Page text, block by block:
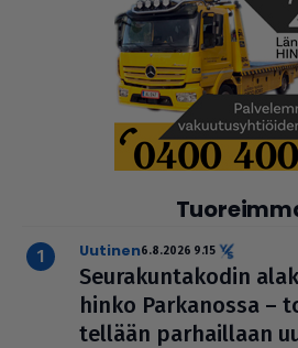
uutinen6.8.2026 9.15
Seu­ra­kun­ta­ko­din
hinko Par­ka­nossa –
tel­lään par­hail­laan